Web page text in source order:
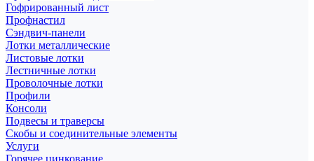
Гофрированный лист
Профнастил
Сэндвич-панели
Лотки металлические
Листовые лотки
Лестничные лотки
Проволочные лотки
Профили
Консоли
Подвесы и траверсы
Скобы и соединительные элементы
Услуги
Горячее цинкование